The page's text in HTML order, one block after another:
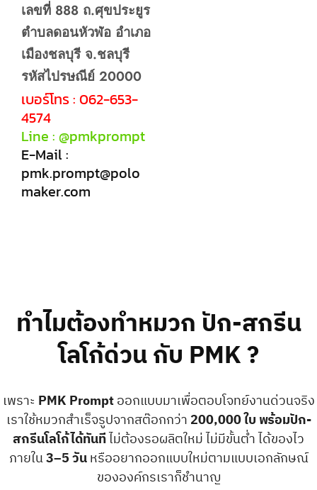
เลขที่ 888 ถ.ศุขประยูร
ตำบลดอนหัวฬ่อ อำเภอ
เมืองชลบุรี จ.ชลบุรี
รหัสไปรษณีย์ 20000
เบอร์โทร : 062-653-
4574
Line : @pmkprompt
E-Mail :
pmk.prompt@polo
maker.com
ทำไมต้องทำหมวก ปัก-สกรีน
โลโก้ด่วน กับ PMK ?
เพราะ PMK Promptออกแบบมาเพื่อตอบโจทย์งานด่วนจริง
เราใช้หมวกสำเร็จรูปจากสต๊อกกว่า 200,000 ใบ พร้อมปัก-
สกรีนโลโก้ได้ทันทีไม่ต้องรอผลิตใหม่ ไม่มีขั้นต่ำ ได้ของไว
ภายใน3–5 วันหรืออยากออกแบบใหม่ตามแบบเอกลักษณ์
ขององค์กรเราก็ชำนาญ